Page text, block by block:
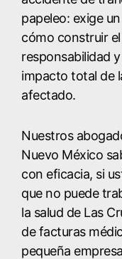
papeleo: exige
cómo construir
responsabilidad
impacto total de
afectado.
Nuestros
Nuevo México
con eficacia, si
que no puede
la salud de Las
de facturas
pequeña